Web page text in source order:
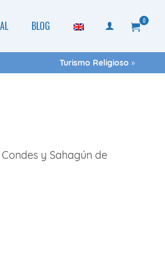
BLOG 0
Turismo Religioso »
y Sahagún de